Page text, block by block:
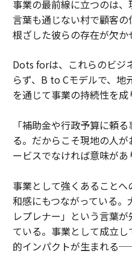
事業の最前線に立つのは、
言葉も通じない村で顧客
根ざした彼らの存在が欠か
Dots forは、これらのビジ
らず、B to Cモデルで、地
を通じて事業の持続性を成
「補助金や行政予算に頼
る。だからこそ現地の人
ービスでなければ意味があ
事業として強くあること
和感にもつながっている
レプレナー」という言葉
ている。事業として成立
的インパクトが生まれる